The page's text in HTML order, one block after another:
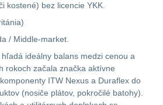
kostené) bez licencie YKK.
/ Middle-market.
ideálny balans medzi cenou a
rokoch začala značka aktívne
ITW Nexus a Duraflex do
(nosiče plátov, pokročilé batohy).